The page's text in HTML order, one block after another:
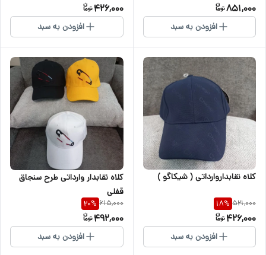
851,000
افزودن به سبد
426,000
افزودن به سبد
کلاه نقابداروارداتی ( شیکاگو )
521,000
18%
426,000
افزودن به سبد
کلاه نقابدار وارداتی طرح سنجاق
قفلی
615,000
20%
492,000
افزودن به سبد